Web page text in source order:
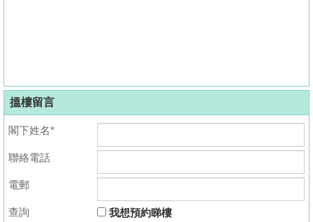
搵樓留言
閣下姓名*
聯絡電話
電郵
查詢
我想預約睇樓